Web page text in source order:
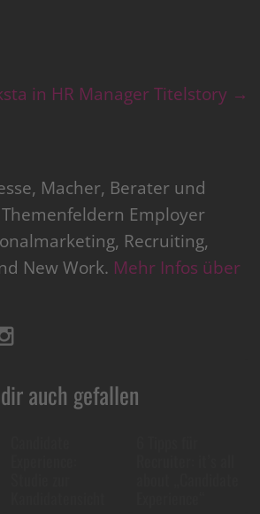
in HR Manager Titelstory →
Macher, Berater und
Employer
Recruiting,
New Work. Mehr Infos über
auch gefallen